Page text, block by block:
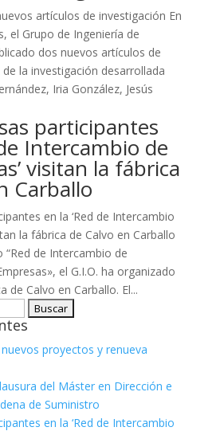
artículos de investigación En
el Grupo de Ingeniería de
dos nuevos artículos de
la investigación desarrollada
Iria González, Jesús
participantes
Intercambio de
visitan la fábrica
Carballo
en la ‘Red de Intercambio
la fábrica de Calvo en Carballo
de Intercambio de
el G.I.O. ha organizado
de Calvo en Carballo. El...
proyectos y renueva
del Máster en Dirección e
de Suministro
en la ‘Red de Intercambio